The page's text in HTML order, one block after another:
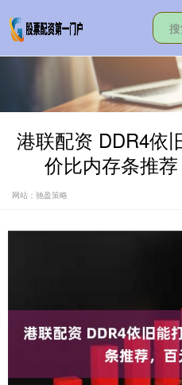
港联配资 DDR4依
价比内存条推
网站：驰盈策略